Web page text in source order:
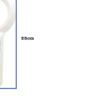
POLICY